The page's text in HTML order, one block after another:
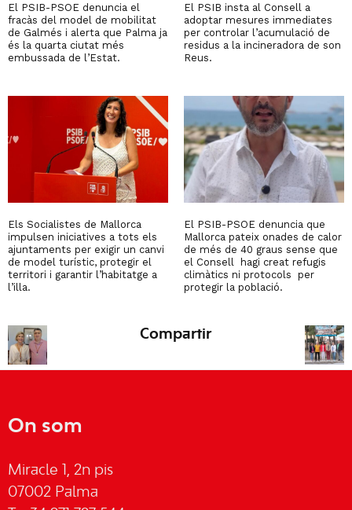
El PSIB-PSOE denuncia el
fracàs del model de mobilitat
de Galmés i alerta que Palma ja
és la quarta ciutat més
embussada de l’Estat.
El PSIB insta al Consell a
adoptar mesures immediates
per controlar l’acumulació de
residus a la incineradora de son
Reus.
Els Socialistes de Mallorca
impulsen iniciatives a tots els
ajuntaments per exigir un canvi
de model turístic, protegir el
territori i garantir l’habitatge a
l’illa.
El PSIB-PSOE denuncia que
Mallorca pateix onades de calor
de més de 40 graus sense que
el Consell hagi creat refugis
climàtics ni protocols per
protegir la població.
Compartir
On som
Miracle 1, 2n pis
07002 Palma